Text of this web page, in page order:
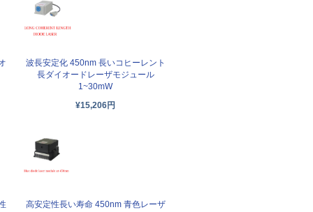
波長安定化 450nm 長いコヒーレント
長ダイオードレーザモジュール
1~30mW
¥15,206円
高安定性長い寿命 450nm 青色レーザ